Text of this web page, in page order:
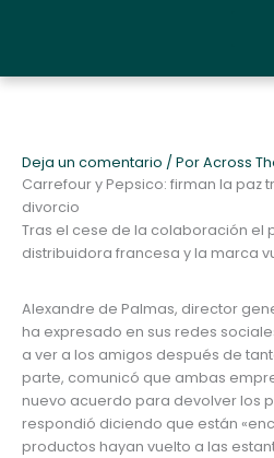
Deja un comentario / PorAcross
Carrefour y Pepsico: firman la paz
divorcio
Tras el cese de la colaboración el
distribuidora francesa y la marca
Alexandre de Palmas, director
ha expresado en sus redes
a ver a los amigos después de
parte, comunicó que ambas
nuevo acuerdo para devolver los
respondió diciendo que están
productos hayan vuelto a las